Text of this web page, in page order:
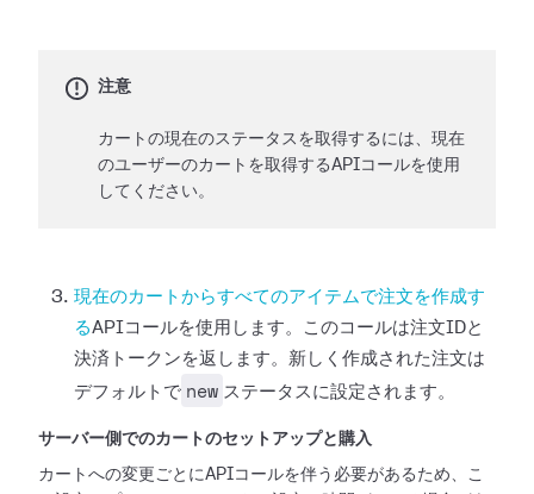
注意
カートの現在のステータスを取得するには、現在
のユーザーのカートを取得するAPIコールを使用
してください。
現在のカートからすべてのアイテムで注文を作成す
るAPIコールを使用します。このコールは注文IDと
決済トークンを返します。新しく作成された注文は
デフォルトで new ステータスに設定されます。
サーバー側でのカートのセットアップと購入
カートへの変更ごとにAPIコールを伴う必要があるため、こ